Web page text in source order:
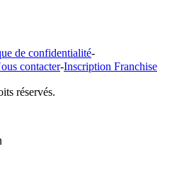
de confidentialité-
contacter-Inscription Franchise
réservés.